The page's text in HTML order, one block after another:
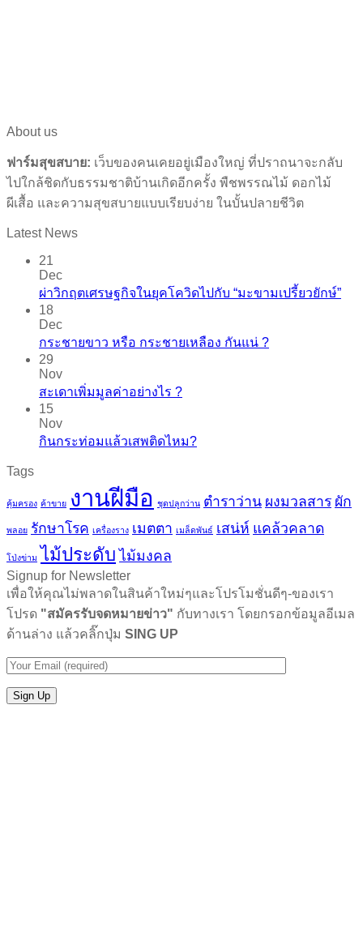
About us
ฟาร์มสุขสบาย: เว็บของคนเคยอยู่เมืองใหญ่ ที่ปราถนาจะกลับ
ไปใกล้ชิดกับธรรมชาติบ้านเกิดอีกครั้ง พืชพรรณไม้ ดอกไม้
ผีเสื้อ และความสุขสบายแบบเรียบง่าย ในบั้นปลายชีวิต
Latest News
21
Dec
ผ่าวิกฤตเศรษฐกิจในยุคโควิดไปกับ “มะขามเปรี้ยวยักษ์”
18
Dec
กระชายขาว​ หรือ​ กระชายเหลือง กันแน่ ?
29
Nov
สะเดาเพิ่มมูลค่าอย่างไร ?
15
Nov
กินกระท่อมแล้วเสพติดไหม?
Tags
คุ้มครอง ค้าขาย งานฝีมือ ชุดปลูกว่าน ตำราว่าน ผงมวลสาร ผัก
พลอย รักษาโรค เครื่องราง เมตตา เมล็ดพันธ์ เสน่ห์ แคล้วคลาด
โป่งข่าม ไม้ประดับ ไม้มงคล
Signup for Newsletter
เพื่อให้คุณไม่พลาดในสินค้าใหม่ๆและโปรโมชั่นดีๆ-ของเรา
โปรด "สมัครรับจดหมายข่าว" กับทางเรา โดยกรอกข้อมูลอีเมล
ด้านล่าง แล้วคลิ๊กปุ่ม SING UP